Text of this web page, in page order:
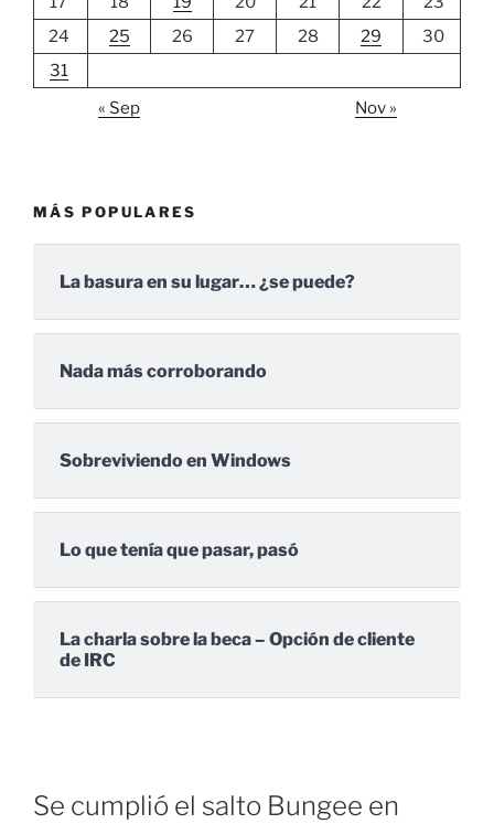
24
25 26 27 28 29
30
31
« Sep
Nov »
MÁS POPULARES
La basura en su lugar… ¿se puede?
Nada más corroborando
Sobreviviendo en Windows
Lo que tenía que pasar, pasó
La charla sobre la beca – Opción de cliente
de IRC
Se cumplió el salto Bungee en